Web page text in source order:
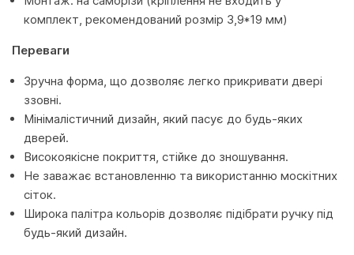
комплект, рекомендований розмір 3,9*19 мм)
Переваги
Зручна форма, що дозволяє легко прикривати двері
ззовні.
Мінімалістичний дизайн, який пасує до будь-яких
дверей.
Високоякісне покриття, стійке до зношування.
Не заважає встановленню та використанню москітних
сіток.
Широка палітра кольорів дозволяє підібрати ручку під
будь-який дизайн.